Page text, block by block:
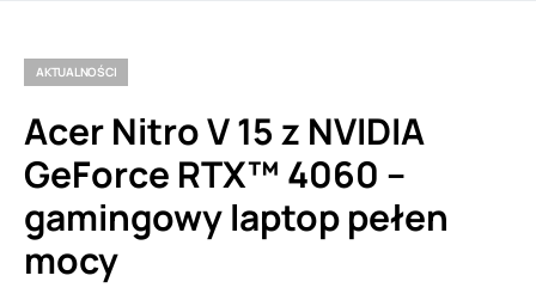
AKTUALNOŚCI
Acer Nitro V 15 z NVIDIA
GeForce RTX™ 4060 –
gamingowy laptop pełen
mocy